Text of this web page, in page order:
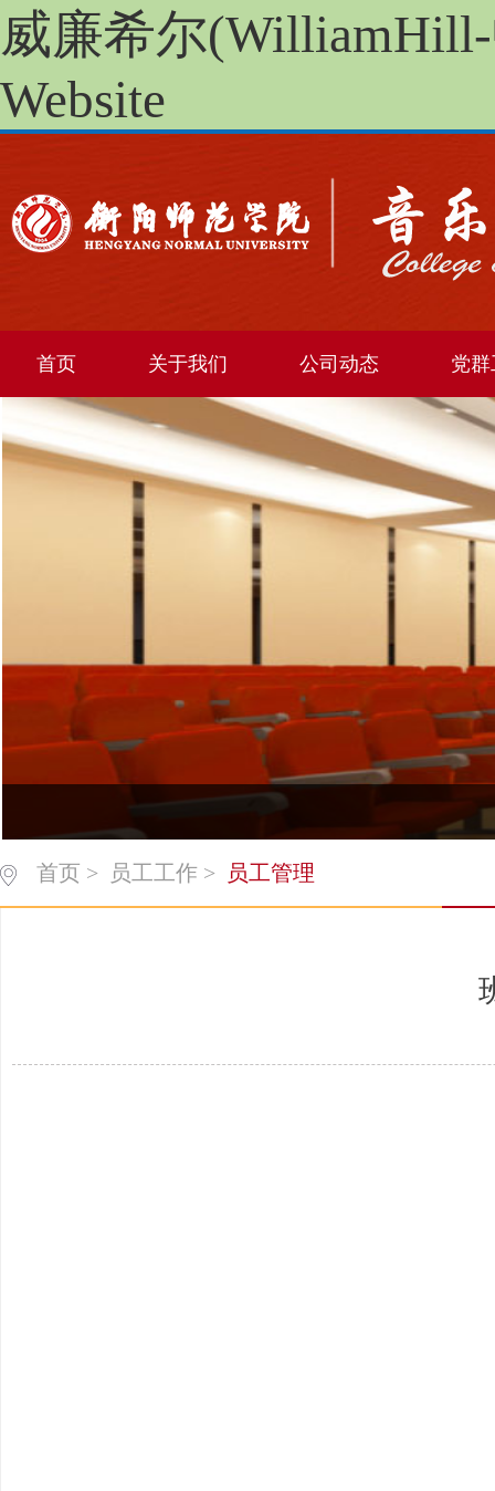
威廉希尔
Website
首页 关于我们 公司动态 党
首页 > 员工工作 > 员工管理